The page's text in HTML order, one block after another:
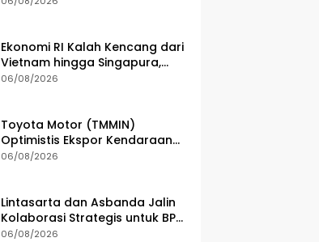
Ekonomi RI Kalah Kencang dari
Vietnam hingga Singapura,
Apa Penyebabnya?
06/08/2026
Toyota Motor (TMMIN)
Optimistis Ekspor Kendaraan
Naik Meski Dibayangi
06/08/2026
Lintasarta dan Asbanda Jalin
Kolaborasi Strategis untuk BPD
di Seluruh Indonesia
06/08/2026